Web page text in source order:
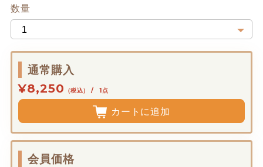
数量
通常購入
¥8,250 （税込） / 1点
カートに追加
会員価格